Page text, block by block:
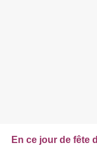
En ce jour de fête